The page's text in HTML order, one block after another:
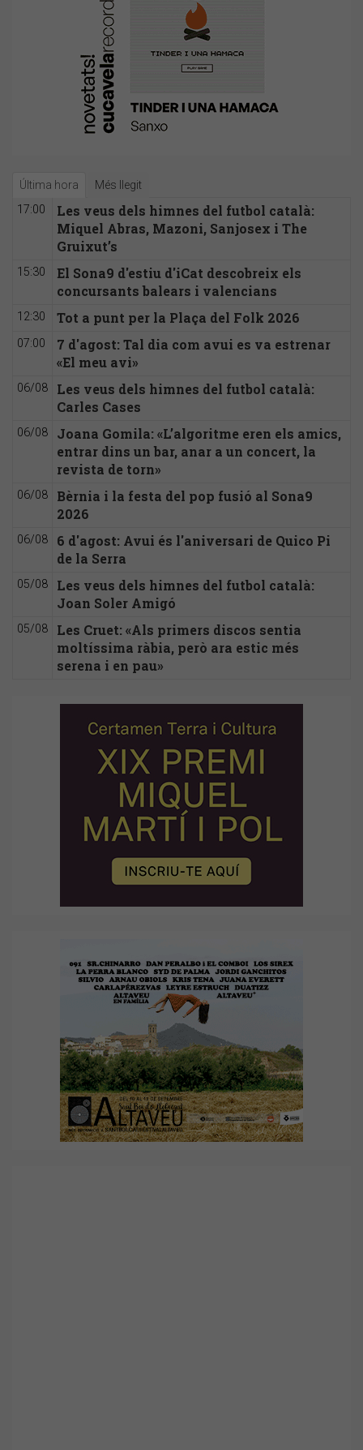
Última hora Més llegit
17:00
Les veus dels himnes del futbol català:
Miquel Abras, Mazoni, Sanjosex i The
Gruixut’s
15:30
El Sona9 d'estiu d'iCat descobreix els
concursants balears i valencians
12:30 Tot a punt per la Plaça del Folk 2026
07:00
7 d'agost: Tal dia com avui es va estrenar
«El meu avi»
06/08
Les veus dels himnes del futbol català:
Carles Cases
06/08
Joana Gomila: «L’algoritme eren els amics,
entrar dins un bar, anar a un concert, la
revista de torn»
06/08
Bèrnia i la festa del pop fusió al Sona9
2026
06/08
6 d'agost: Avui és l'aniversari de Quico Pi
de la Serra
05/08
Les veus dels himnes del futbol català:
Joan Soler Amigó
05/08
Les Cruet: «Als primers discos sentia
moltíssima ràbia, però ara estic més
serena i en pau»